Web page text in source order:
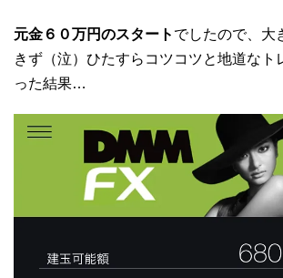
元金６０万円のスタート でしたので、大
きず（泣）ひたすらコツコツと地道なト
った結果…